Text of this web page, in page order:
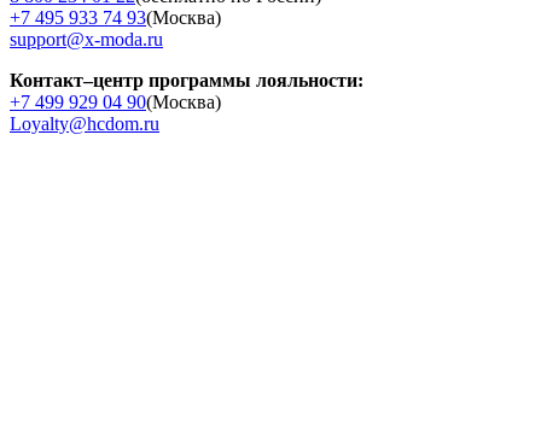
+7 495 933 74 93(Москва)
support@x-moda.ru
Контакт–центр программы лояльности:
+7 499 929 04 90(Москва)
Loyalty@hcdom.ru